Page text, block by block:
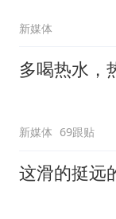
新媒体
多喝热水，
新媒体 69跟贴
这滑的挺远